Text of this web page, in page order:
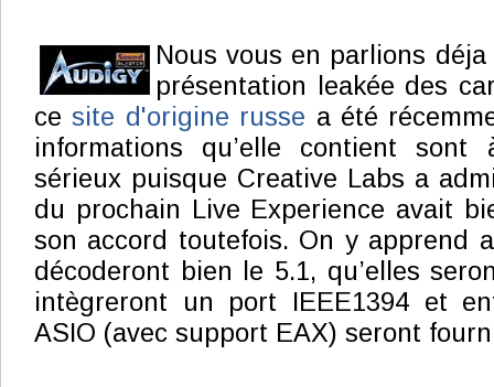
Nous vous en parlions
présentation leakée des
cesite d'origine russe a été
informations qu’elle contient
sérieux puisque Creative Labs a
du prochain Live Experience avait
son accord toutefois. On y apprend
décoderont bien le 5.1, qu’elles
intègreront un port IEEE1394 et
ASIO (avec support EAX) seront